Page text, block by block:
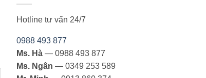
Hotline tư vấn 24/7
0988 493 877
Ms. Hà — 0988 493 877
Ms. Ngân — 0349 253 589